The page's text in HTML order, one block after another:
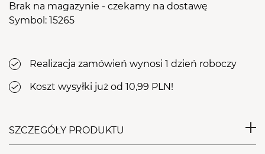
Brak na magazynie - czekamy na dostawę
Symbol: 15265
Realizacja zamówień wynosi 1 dzień roboczy
Koszt wysyłki już od 10,99 PLN!
SZCZEGÓŁY PRODUKTU